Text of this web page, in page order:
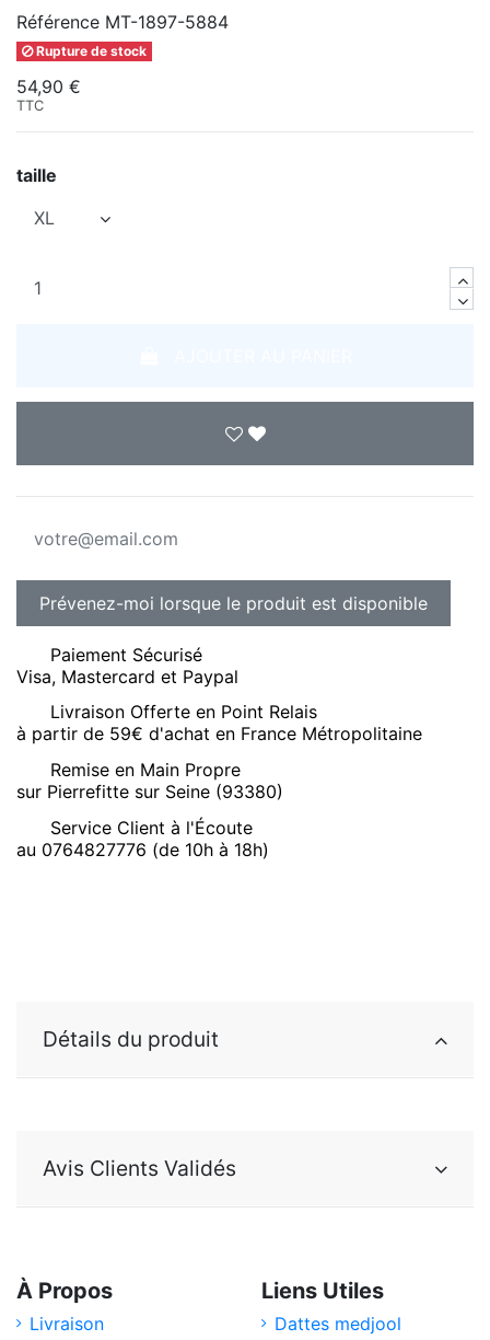
Référence MT-1897-5884
Rupture de stock
54,90 €
TTC
taille
Paiement Sécurisé
Visa, Mastercard et Paypal
Livraison Offerte en Point Relais
à partir de 59€ d'achat en France Métropolitaine
Remise en Main Propre
sur Pierrefitte sur Seine (93380)
Service Client à l'Écoute
au 0764827776 (de 10h à 18h)
Détails du produit
Avis Clients Validés
À Propos
Livraison
Liens Utiles
Dattes medjool